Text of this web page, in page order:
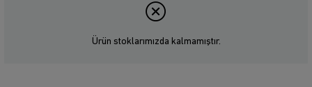
Ürün stoklarımızda kalmamıştır.